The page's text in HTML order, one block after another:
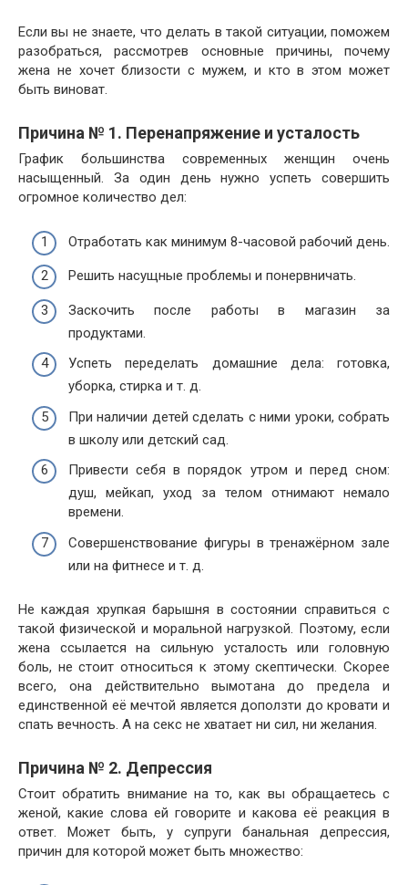
Если вы не знаете, что делать в такой ситуации, поможем
разобраться, рассмотрев основные причины, почему
жена не хочет близости с мужем, и кто в этом может
быть виноват.
Причина № 1. Перенапряжение и усталость
График большинства современных женщин очень
насыщенный. За один день нужно успеть совершить
огромное количество дел:
Отработать как минимум 8-часовой рабочий день.
Решить насущные проблемы и понервничать.
Заскочить после работы в магазин за
продуктами.
Успеть переделать домашние дела: готовка,
уборка, стирка и т. д.
При наличии детей сделать с ними уроки, собрать
в школу или детский сад.
Привести себя в порядок утром и перед сном:
душ, мейкап, уход за телом отнимают немало
времени.
Совершенствование фигуры в тренажёрном зале
или на фитнесе и т. д.
Не каждая хрупкая барышня в состоянии справиться с
такой физической и моральной нагрузкой. Поэтому, если
жена ссылается на сильную усталость или головную
боль, не стоит относиться к этому скептически. Скорее
всего, она действительно вымотана до предела и
единственной её мечтой является доползти до кровати и
спать вечность. А на секс не хватает ни сил, ни желания.
Причина № 2. Депрессия
Стоит обратить внимание на то, как вы обращаетесь с
женой, какие слова ей говорите и какова её реакция в
ответ. Может быть, у супруги банальная депрессия,
причин для которой может быть множество: